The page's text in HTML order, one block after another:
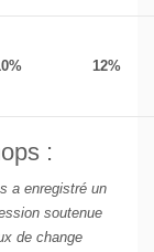
12%
:
a enregistré un
soutenue
de change